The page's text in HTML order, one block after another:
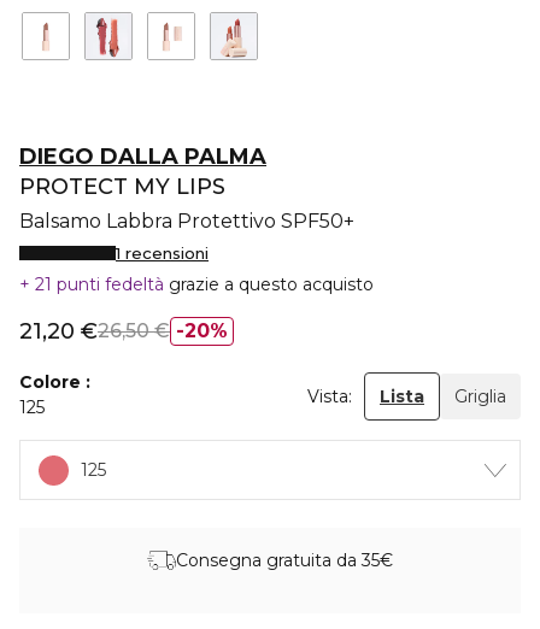
DIEGO DALLA PALMA
PROTECT MY LIPS
Balsamo Labbra Protettivo SPF50+
1 recensioni
21 punti fedeltà grazie a questo acquisto
20%
21,20 €26,50 €
Colore
125
Vista: Lista Griglia
125
Consegna gratuita da 35€